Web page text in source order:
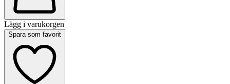
Lägg i varukorgen
Spara som favorit